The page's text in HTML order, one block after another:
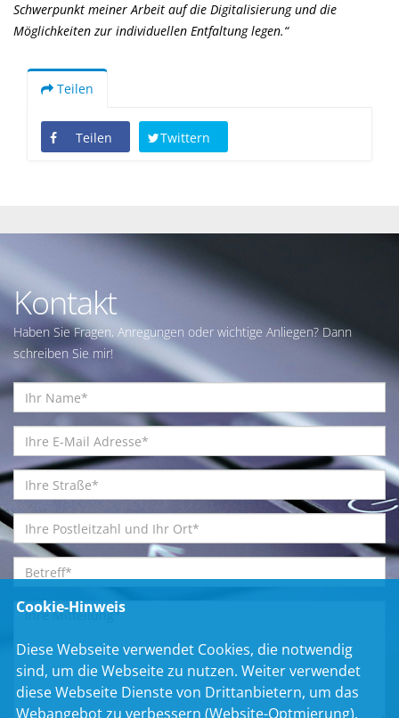
Schwerpunkt meiner Arbeit auf die Digitalisierung und die
Möglichkeiten zur individuellen Entfaltung legen.“
Teilen
Teilen Twittern
Kontakt
Haben Sie Fragen, Anregungen oder wichtige Anliegen? Dann
schreiben Sie mir!
Cookie-Hinweis
Diese Webseite verwendet Cookies, die notwendig
sind, um die Webseite zu nutzen. Weiter verwendet
diese Webseite Dienste von Drittanbietern, um das
Webangebot zu verbessern (Website-Optmierung).